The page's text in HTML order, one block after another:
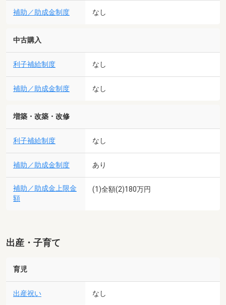
補助／助成金制度 なし
中古購入
利子補給制度 なし
補助／助成金制度 なし
増築・改築・改修
利子補給制度 なし
補助／助成金制度 あり
補助／助成金上限金
額
(1)全額(2)180万円
出産・子育て
育児
出産祝い なし